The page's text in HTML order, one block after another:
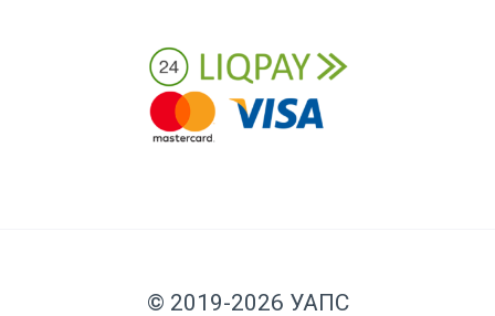
© 2019-2026 УАПС